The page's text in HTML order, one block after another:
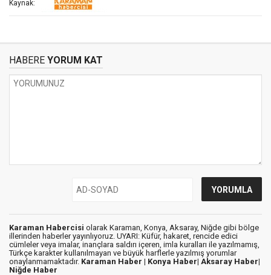
Kaynak:
HABERE YORUM KAT
Karaman Habercisi olarak Karaman, Konya, Aksaray, Niğde gibi bölge
illerinden haberler yayınlıyoruz. UYARI: Küfür, hakaret, rencide edici
cümleler veya imalar, inançlara saldırı içeren, imla kuralları ile yazılmamış,
Türkçe karakter kullanılmayan ve büyük harflerle yazılmış yorumlar
onaylanmamaktadır. Karaman Haber | Konya Haber| Aksaray Haber|
Niğde Haber